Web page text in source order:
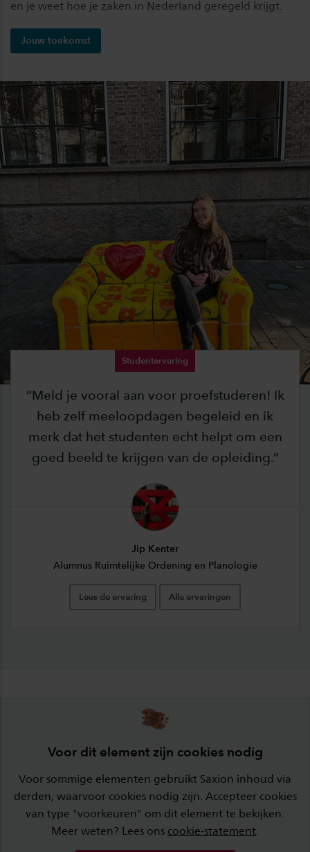
en je weet hoe je zaken in Nederland geregeld krijgt.
Jouw toekomst
Studentervaring
Meld je vooral aan voor proefstuderen! Ik
heb zelf meeloopdagen begeleid en ik
merk dat het studenten echt helpt om een
goed beeld te krijgen van de opleiding.
Jip Kenter
Alumnus Ruimtelijke Ordening en Planologie
Lees de ervaring Alle ervaringen
Voor dit element zijn cookies nodig
Voor sommige elementen gebruikt Saxion inhoud via
derden, waarvoor cookies nodig zijn. Accepteer cookies
van type "voorkeuren" om dit element te bekijken.
Meer weten? Lees ons cookie-statement.